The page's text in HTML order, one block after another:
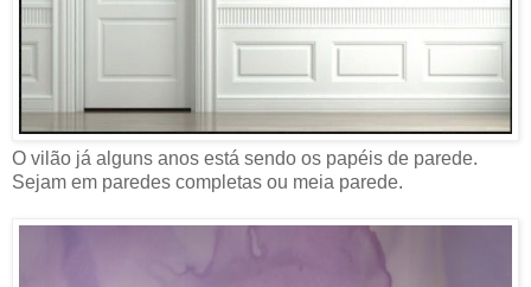
O vilão já alguns anos está sendo os papéis de parede.
Sejam em paredes completas ou meia parede.